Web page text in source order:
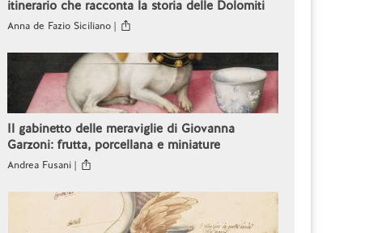
itinerario che racconta la storia delle Dolomiti
Anna de Fazio Siciliano |
Il gabinetto delle meraviglie di Giovanna
Garzoni: frutta, porcellana e miniature
Andrea Fusani |